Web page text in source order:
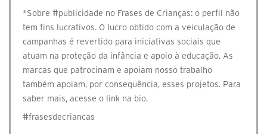
*Sobre #publicidade no Frases de Crianças: o perfil não
tem fins lucrativos. O lucro obtido com a veiculação de
campanhas é revertido para iniciativas sociais que
atuam na proteção da infância e apoio à educação. As
marcas que patrocinam e apoiam nosso trabalho
também apoiam, por consequência, esses projetos. Para
saber mais, acesse o link na bio.
#frasesdecriancas